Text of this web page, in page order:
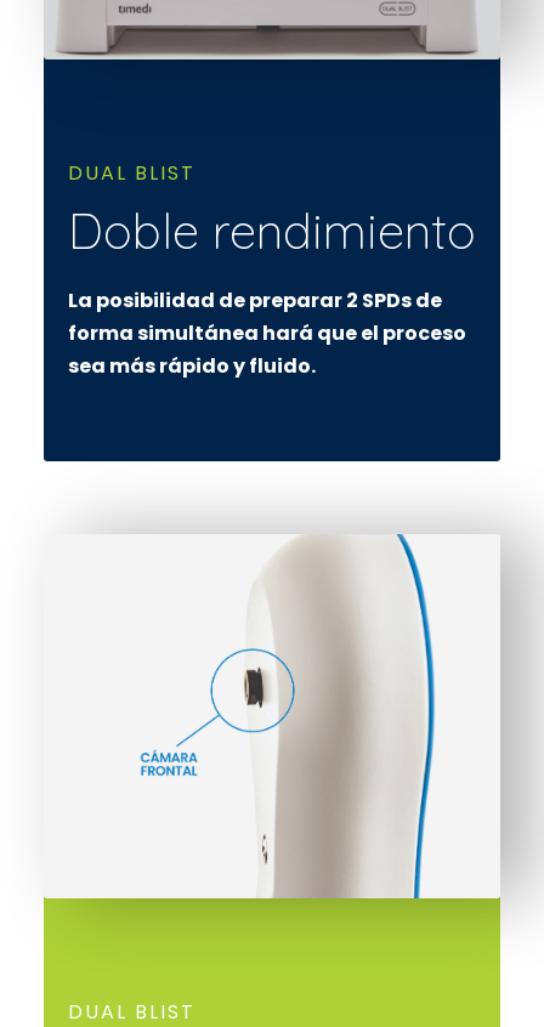
DUAL BLIST
Doble rendimiento
La posibilidad de preparar 2 SPDs de
forma simultánea hará que el proceso
sea más rápido y fluido.
DUAL BLIST